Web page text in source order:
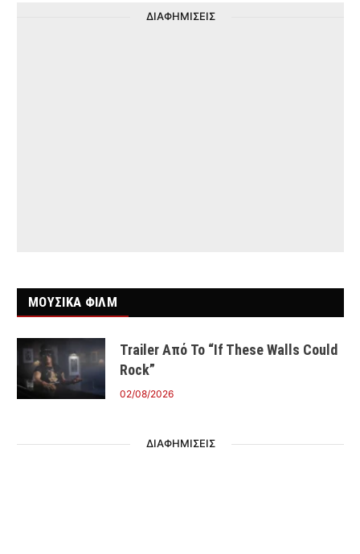
ΔΙΑΦΗΜΙΣΕΙΣ
ΜΟΥΣΙΚΑ ΦΙΛΜ
Trailer Από Το “If These Walls Could
Rock”
02/08/2026
ΔΙΑΦΗΜΙΣΕΙΣ